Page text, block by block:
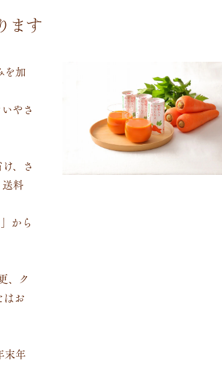
ます
を加
やさ
、さ
料
から
、ク
お
末年